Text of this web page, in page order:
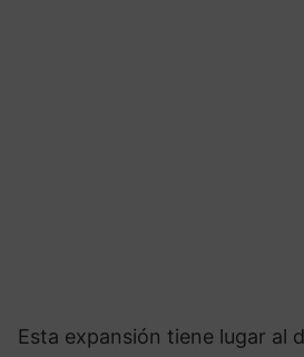
Esta expansión tiene lugar al